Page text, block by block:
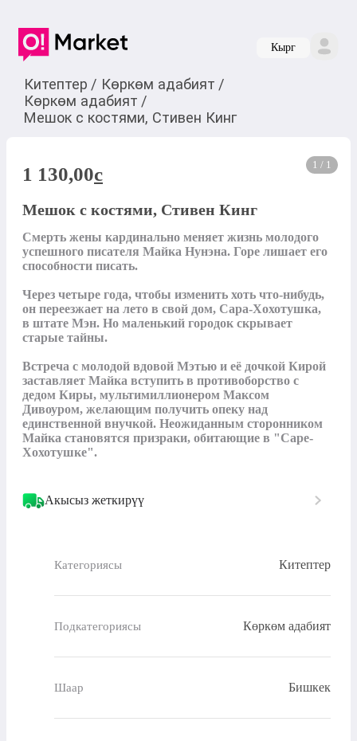
Кырг
Китептер / Көркөм адабият /
Көркөм адабият /
Мешок с костями, Стивен Кинг
1 / 1
1 130,00c
Мешок с костями, Стивен Кинг
Смерть жены кардинально меняет жизнь молодого
успешного писателя Майка Нунэна. Горе лишает его
способности писать.
Через четыре года, чтобы изменить хоть что-нибудь,
он переезжает на лето в свой дом, Сара-Хохотушка,
в штате Мэн. Но маленький городок скрывает
старые тайны.
Встреча с молодой вдовой Мэтью и её дочкой Кирой
заставляет Майка вступить в противоборство с
дедом Киры, мультимиллионером Максом
Дивоуром, желающим получить опеку над
единственной внучкой. Неожиданным сторонником
Майка становятся призраки, обитающие в "Саре-
Хохотушке".
Акысыз жеткирүү
Категориясы Китептер
Подкатегориясы Көркөм адабият
Шаар Бишкек